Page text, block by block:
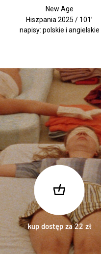
New Age
Hiszpania 2025 / 101’
napisy: polskie i angielskie
kup dostęp za 22 zł